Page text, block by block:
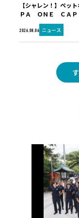
2026.08.06 ニュース
【シャレン！】ペッ
ＰＡ ＯＮＥ ＣＡＰ